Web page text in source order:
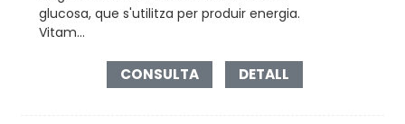
glucosa, que s'utilitza per produir energia.
Vitam...
CONSULTA DETALL